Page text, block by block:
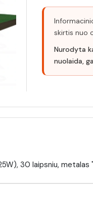
skirtis nuo
Nurodyta
nuolaida,
30 laipsniu, metalas